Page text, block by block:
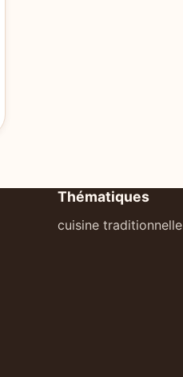
Thématiques
cuisine traditionnelle